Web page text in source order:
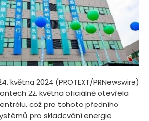
května 2024 (PROTEXT/PRNewswire)
22. května oficiálně otevřela
což pro tohoto předního
pro skladování energie